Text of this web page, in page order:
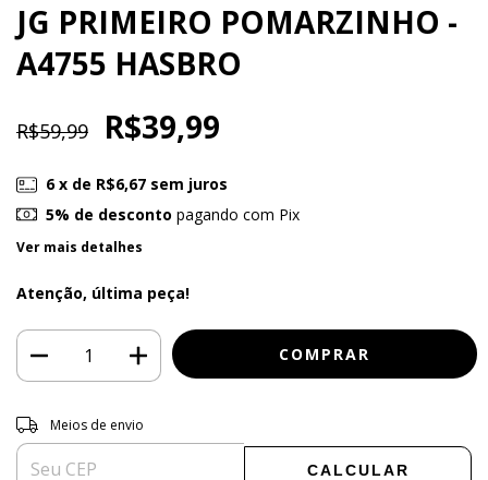
JG PRIMEIRO POMARZINHO -
A4755 HASBRO
R$59,99 R$39,99
6 x de R$6,67 sem juros
5% de desconto pagando com Pix
Ver mais detalhes
Atenção, última peça!
Entregas para o CEP:
Meios de envio
CALCULAR